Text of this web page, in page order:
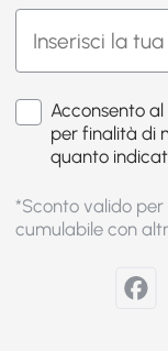
Acconsento
per finalità di
quanto
*Sconto valido per
cumulabile con